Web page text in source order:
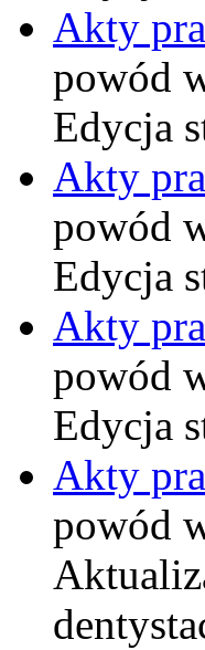
Akty
powód
Edycja
Akty
powód
Edycja
Akty
powód
Edycja
Akty
powód